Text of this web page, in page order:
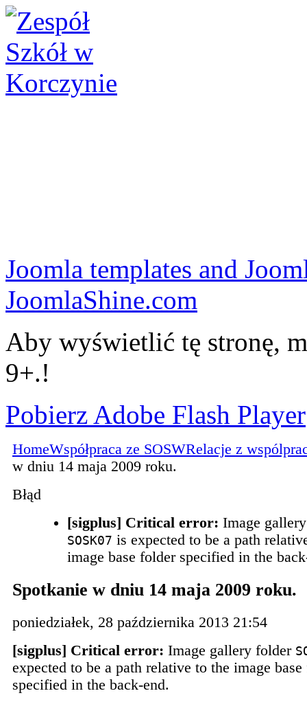
Joomla templates and
JoomlaShine.com
Aby wyświetlić tę stronę,
9+.!
Pobierz Adobe Flash Player
HomeWspółpraca ze SOSWRelacje z
w dniu 14 maja 2009 roku.
Błąd
[sigplus] Critical error: Image
SOSK07 is expected to be a path
image base folder specified in the
Spotkanie w dniu 14 maja 2009 roku.
poniedziałek, 28 października 2013 21:54
[sigplus] Critical error: Image gallery folder
expected to be a path relative to the image
specified in the back-end.